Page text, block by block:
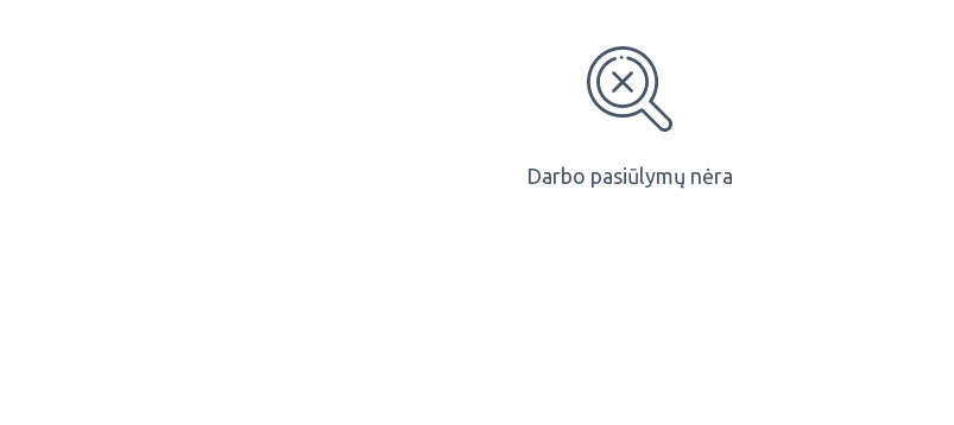
Darbo pasiūlymų nėra